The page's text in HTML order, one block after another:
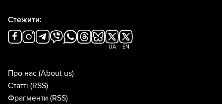
Стежити:
UA EN
Про нас (About us)
Статті (RSS)
Фрагменти (RSS)